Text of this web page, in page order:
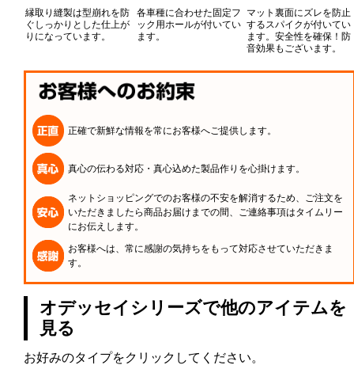
縁取り縫製は型崩れを防
ぐしっかりとした仕上が
りになっています。
各車種に合わせた固定フ
ック用ホールが付いてい
ます。
マット裏面にズレを防止
するスパイクが付いてい
ます。安全性を確保！防
音効果もございます。
正確で新鮮な情報を常にお客様へご提供します。
真心の伝わる対応・真心込めた製品作りを心掛けます。
ネットショッピングでのお客様の不安を解消するため、ご注文を
いただきましたら商品お届けまでの間、ご連絡事項はタイムリー
にお伝えします。
お客様へは、常に感謝の気持ちをもって対応させていただきま
す。
オデッセイシリーズで他のアイテムを
見る
お好みのタイプをクリックしてください。